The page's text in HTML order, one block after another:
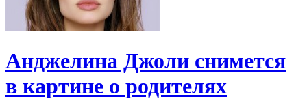
Анджелина Джоли снимется
в картине о родителях